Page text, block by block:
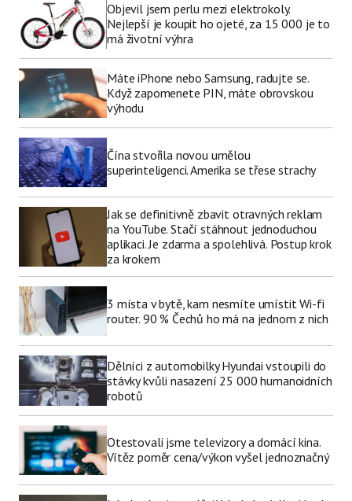
Objevil jsem perlu mezi elektrokoly.
Nejlepší je koupit ho ojeté, za 15 000 je to
má životní výhra
Máte iPhone nebo Samsung, radujte se.
Když zapomenete PIN, máte obrovskou
výhodu
Čína stvořila novou umělou
superinteligenci. Amerika se třese strachy
Jak se definitivně zbavit otravných reklam
na YouTube. Stačí stáhnout jednoduchou
aplikaci. Je zdarma a spolehlivá. Postup krok
za krokem
3 místa v bytě, kam nesmíte umístit Wi-fi
router. 90 % Čechů ho má na jednom z nich
Dělníci z automobilky Hyundai vstoupili do
stávky kvůli nasazení 25 000 humanoidních
robotů
Otestovali jsme televizory a domácí kina.
Vítěz poměr cena/výkon vyšel jednoznačný